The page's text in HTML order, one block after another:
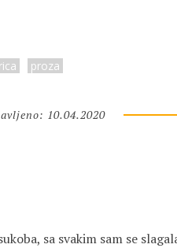
proza
10.04.2020
sa svakim sam se